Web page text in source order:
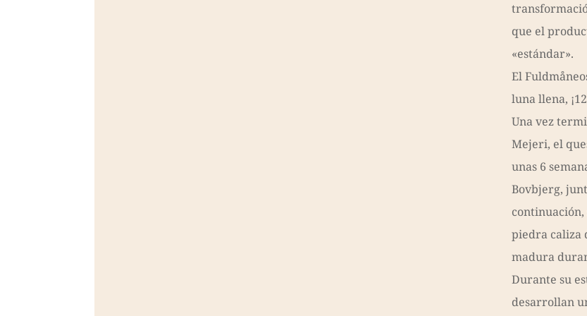
que el
«estándar».
El
luna llena,
Una vez
Mejeri, el
unas 6
Bovbjerg,
continuación,
piedra caliza
madura
Durante su
desarrollan